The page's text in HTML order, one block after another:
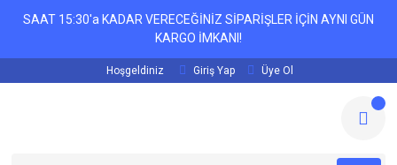
SAAT 15:30'a KADAR VERECEĞİNİZ SİPARİŞLER İÇİN AYNI GÜN
KARGO İMKANI!
Hoşgeldiniz Giriş Yap Üye Ol